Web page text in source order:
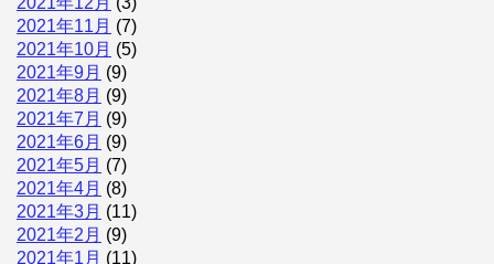
2021年11月 (7)
2021年10月 (5)
2021年9月 (9)
2021年8月 (9)
2021年7月 (9)
2021年6月 (9)
2021年5月 (7)
2021年4月 (8)
2021年3月 (11)
2021年2月 (9)
2021年1月 (11)